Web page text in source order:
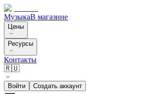
МузыкаВ магазине
Цены
Ресурсы
Контакты
🇷🇺
Войти Создать аккаунт